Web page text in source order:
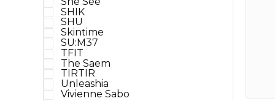
SHIK
SHU
Skintime
SU:M37
TFIT
The Saem
TIRTIR
Unleashia
Vivienne Sabo